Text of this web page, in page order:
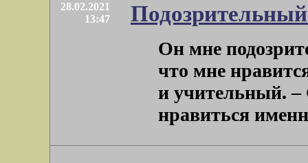
28.02.2021
13:47
Он мне
что мне
и учительный. –
нравиться